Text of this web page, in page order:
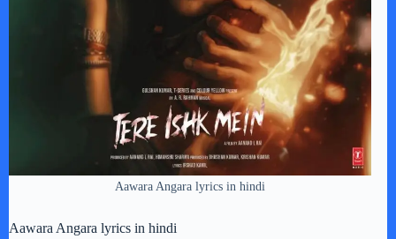
Aawara Angara lyrics in hindi
Aawara Angara lyrics in hindi